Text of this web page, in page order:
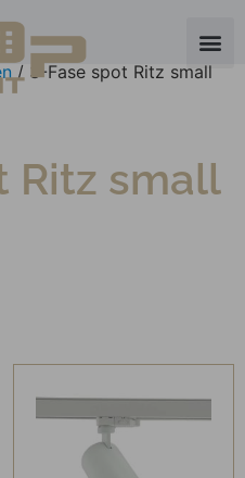
/ 3-Fase spot Ritz small
Ritz small